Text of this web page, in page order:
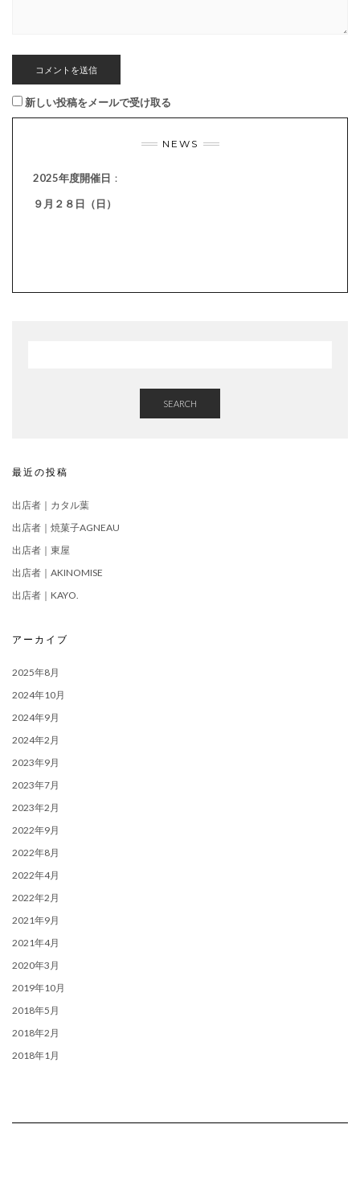
新しい投稿をメールで受け取る
NEWS
2025年度開催日 ：
９月２８日（日）
SEARCH
最近の投稿
出店者｜カタル葉
出店者｜焼菓子AGNEAU
出店者｜東屋
出店者｜AKINOMISE
出店者｜KAYO.
アーカイブ
2025年8月
2024年10月
2024年9月
2024年2月
2023年9月
2023年7月
2023年2月
2022年9月
2022年8月
2022年4月
2022年2月
2021年9月
2021年4月
2020年3月
2019年10月
2018年5月
2018年2月
2018年1月